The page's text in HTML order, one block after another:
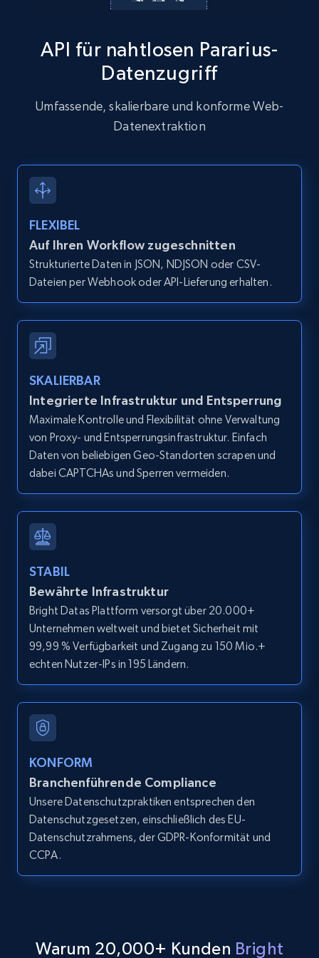
Gratis testen
Zillow properties listing information
Zpid, City, State, HomeStatus, Address,
IsListingClaimedByCurrentSignedInUser,
IsCurrentSignedInAgentResponsible, Bedrooms,
Zillow properties listing information -
Discover by custom filters - location, home
type and status
IsCurrentSignedInAgentResponsible, Bedrooms,
and more.
12.1K+ 1.3K+ Gratis testen
Zillow properties listing information -
Zpid, City, State, HomeStatus, Address,
IsListingClaimedByCurrentSignedInUser,
and more.
12.1K+ 1.3K+ Gratis testen
URL, ID, User id, Use url, Title, Headline, Post
text, Date posted, and more.
11.3K+
LinkedIn posts - Discover user's articles by
URL
API für nahtlosen Pararius-
Datenzugriff
Umfassende, skalierbare und konforme Web-
Datenextraktion
FLEXIBEL
Auf Ihren Workflow zugeschnitten
Strukturierte Daten in JSON, NDJSON oder CSV-
Dateien per Webhook oder API-Lieferung erhalten.
SKALIERBAR
Integrierte Infrastruktur und Entsperrung
Maximale Kontrolle und Flexibilität ohne Verwaltung
von Proxy- und Entsperrungsinfrastruktur. Einfach
Daten von beliebigen Geo-Standorten scrapen und
dabei CAPTCHAs und Sperren vermeiden.
STABIL
Bewährte Infrastruktur
Bright Datas Plattform versorgt über 20.000+
Unternehmen weltweit und bietet Sicherheit mit
99,99 % Verfügbarkeit und Zugang zu 150 Mio.+
echten Nutzer-IPs in 195 Ländern.
KONFORM
Branchenführende Compliance
Unsere Datenschutzpraktiken entsprechen den
Datenschutzgesetzen, einschließlich des EU-
Datenschutzrahmens, der GDPR-Konformität und
CCPA.
Warum 20,000+ Kunden Bright